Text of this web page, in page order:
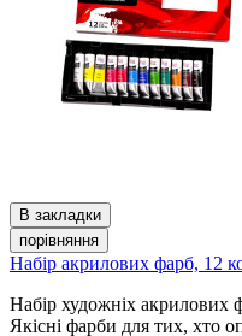
В закладки
порівняння
Набір акрилових фарб, 12
Набір художніх акрилових
Якісні фарби для тих, хто